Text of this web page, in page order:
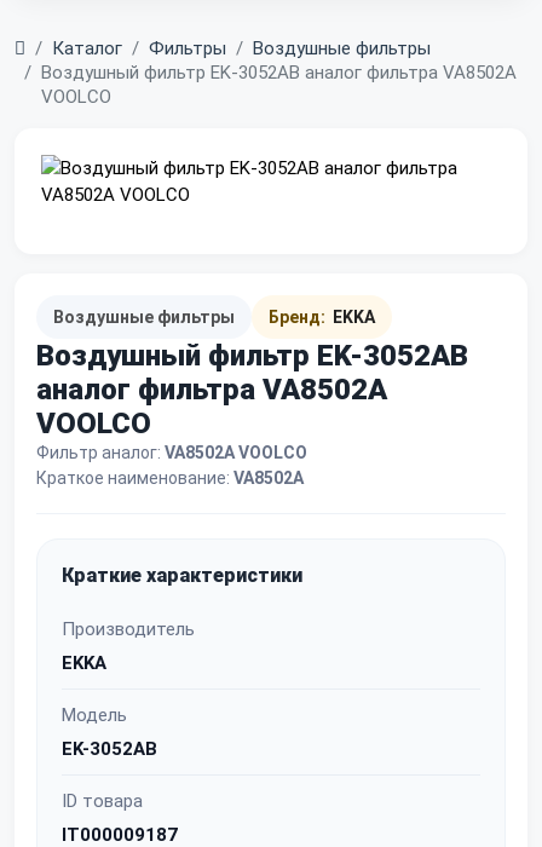
Главная
Каталог Фильтры
Воздушные фильтры
Воздушный фильтр EK-3052AB аналог фильтра VA8502A
VOOLCO
Воздушные фильтры Бренд: EKKA
Воздушный фильтр EK-3052AB
аналог фильтра VA8502A
VOOLCO
Фильтр аналог: VA8502A VOOLCO
Краткое наименование: VA8502A
Краткие характеристики
Производитель
EKKA
Модель
EK-3052AB
ID товара
IT000009187